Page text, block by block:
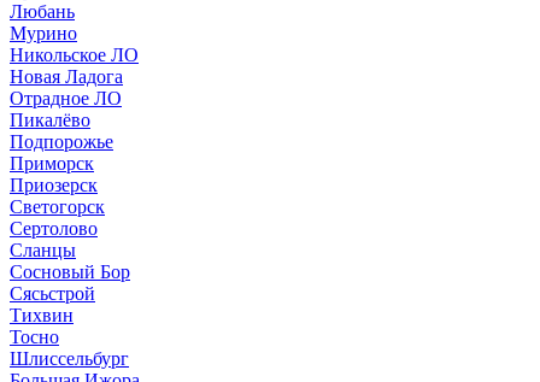
Любань
Мурино
Никольское ЛО
Новая Ладога
Отрадное ЛО
Пикалёво
Подпорожье
Приморск
Приозерск
Светогорск
Сертолово
Сланцы
Сосновый Бор
Сясьстрой
Тихвин
Тосно
Шлиссельбург